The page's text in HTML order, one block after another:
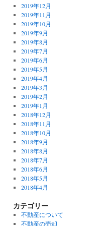
2019年12月
2019年11月
2019年10月
2019年9月
2019年8月
2019年7月
2019年6月
2019年5月
2019年4月
2019年3月
2019年2月
2019年1月
2018年12月
2018年11月
2018年10月
2018年9月
2018年8月
2018年7月
2018年6月
2018年5月
2018年4月
カテゴリー
不動産について
不動産の売却